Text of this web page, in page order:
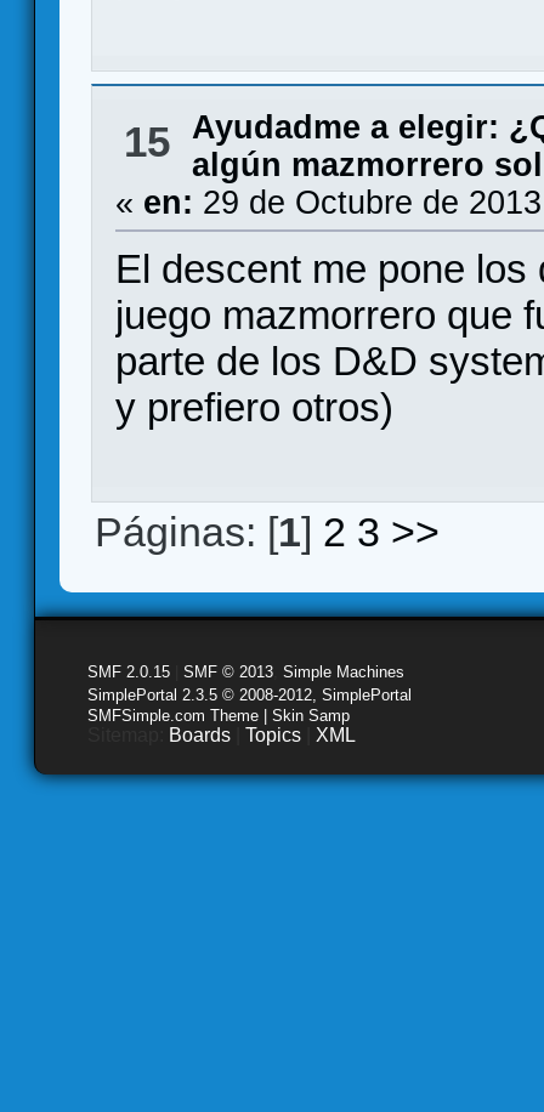
15 Ayudadme a elegir:
algún mazmorrero
« en: 29 de Octubre de
El descent me pone
juego mazmorrero que
parte de los D&D
y prefiero otros)
Páginas: [1] 2 3 >>
SMF 2.0.15 SMF © 2013 Simple Machines
SimplePortal 2.3.5 © 2008-2012, SimplePortal
SMFSimple.com Theme | Skin Samp
Boards Topics XML